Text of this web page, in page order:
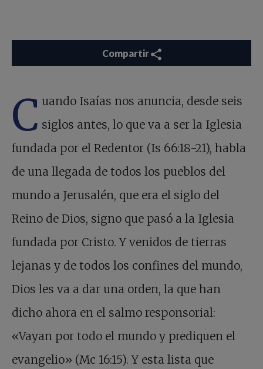
Compartir
C uando Isaías nos anuncia, desde seis
siglos antes, lo que va a ser la Iglesia
fundada por el Redentor (Is 66:18-21), habla
de una llegada de todos los pueblos del
mundo a Jerusalén, que era el siglo del
Reino de Dios, signo que pasó a la Iglesia
fundada por Cristo. Y venidos de tierras
lejanas y de todos los confines del mundo,
Dios les va a dar una orden, la que han
dicho ahora en el salmo responsorial:
«Vayan por todo el mundo y prediquen el
evangelio» (Mc 16:15). Y esta lista que